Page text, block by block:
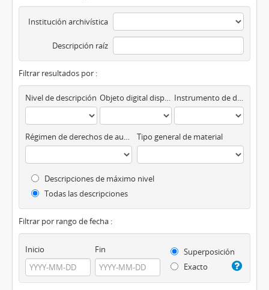
Institución archivística
Descripción raíz
Filtrar resultados por :
Nivel de descripción Objeto digital disponibles Instrumento de descripción
Régimen de derechos de autor Tipo general de material
Descripciones de máximo nivel
Todas las descripciones
Filtrar por rango de fecha :
Inicio Fin
Superposición
Exacto